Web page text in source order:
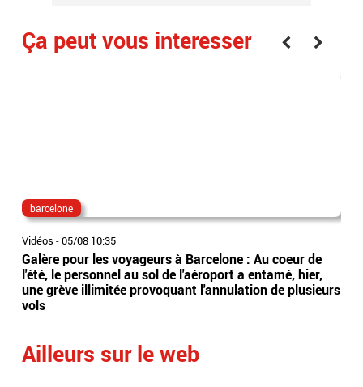
Ça peut vous interesser
barcelone
Vidéos -05/08 10:35
Galère pour les voyageurs à Barcelone : Au coeur de
l'été, le personnel au sol de l'aéroport a entamé, hier,
une grève illimitée provoquant l'annulation de plusieurs
vols
Ailleurs sur le web